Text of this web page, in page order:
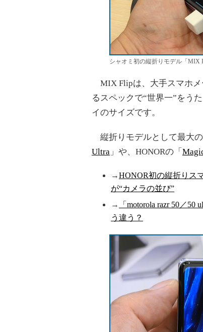
シャオミ初の縦折りモデル「MIX
MIX Flipは、大手スマホメ
るスペックで“世界一”をう
イのサイズです。
縦折りモデルとして最大
Ultra 」や、HONORの「
→HONOR初の縦折りス
が“カメラの並び”
→
「motorola razr 50／
う違う？